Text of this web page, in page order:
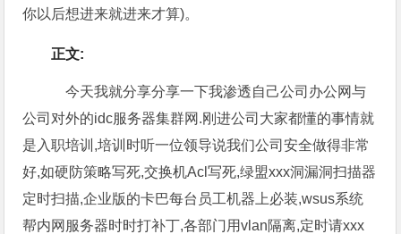
你以后想进来就进来才算)。
正文:
今天我就分享分享一下我渗透自己公司办公网与
公司对外的idc服务器集群网.刚进公司大家都懂的事情就
是入职培训,培训时听一位领导说我们公司安全做得非常
好,如硬防策略写死,交换机Acl写死,绿盟xxx洞漏洞扫描器
定时扫描,企业版的卡巴每台员工机器上必装,wsus系统
帮内网服务器时时打补丁,各部门用vlan隔离,定时请xxx